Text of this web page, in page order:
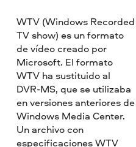
WTV (Windows Recorded
TV show) es un formato
de vídeo creado por
Microsoft. El formato
WTV ha sustituido al
DVR-MS, que se utilizaba
en versiones anteriores de
Windows Media Center.
Un archivo con
especificaciones WTV